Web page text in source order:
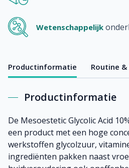
Wetenschappelijk
Productinformatie Routine &
Productinformatie
De Mesoestetic Glycolic Acid
een product met een hoge
werkstoffen glycolzuur,
ingrediënten pakken naast